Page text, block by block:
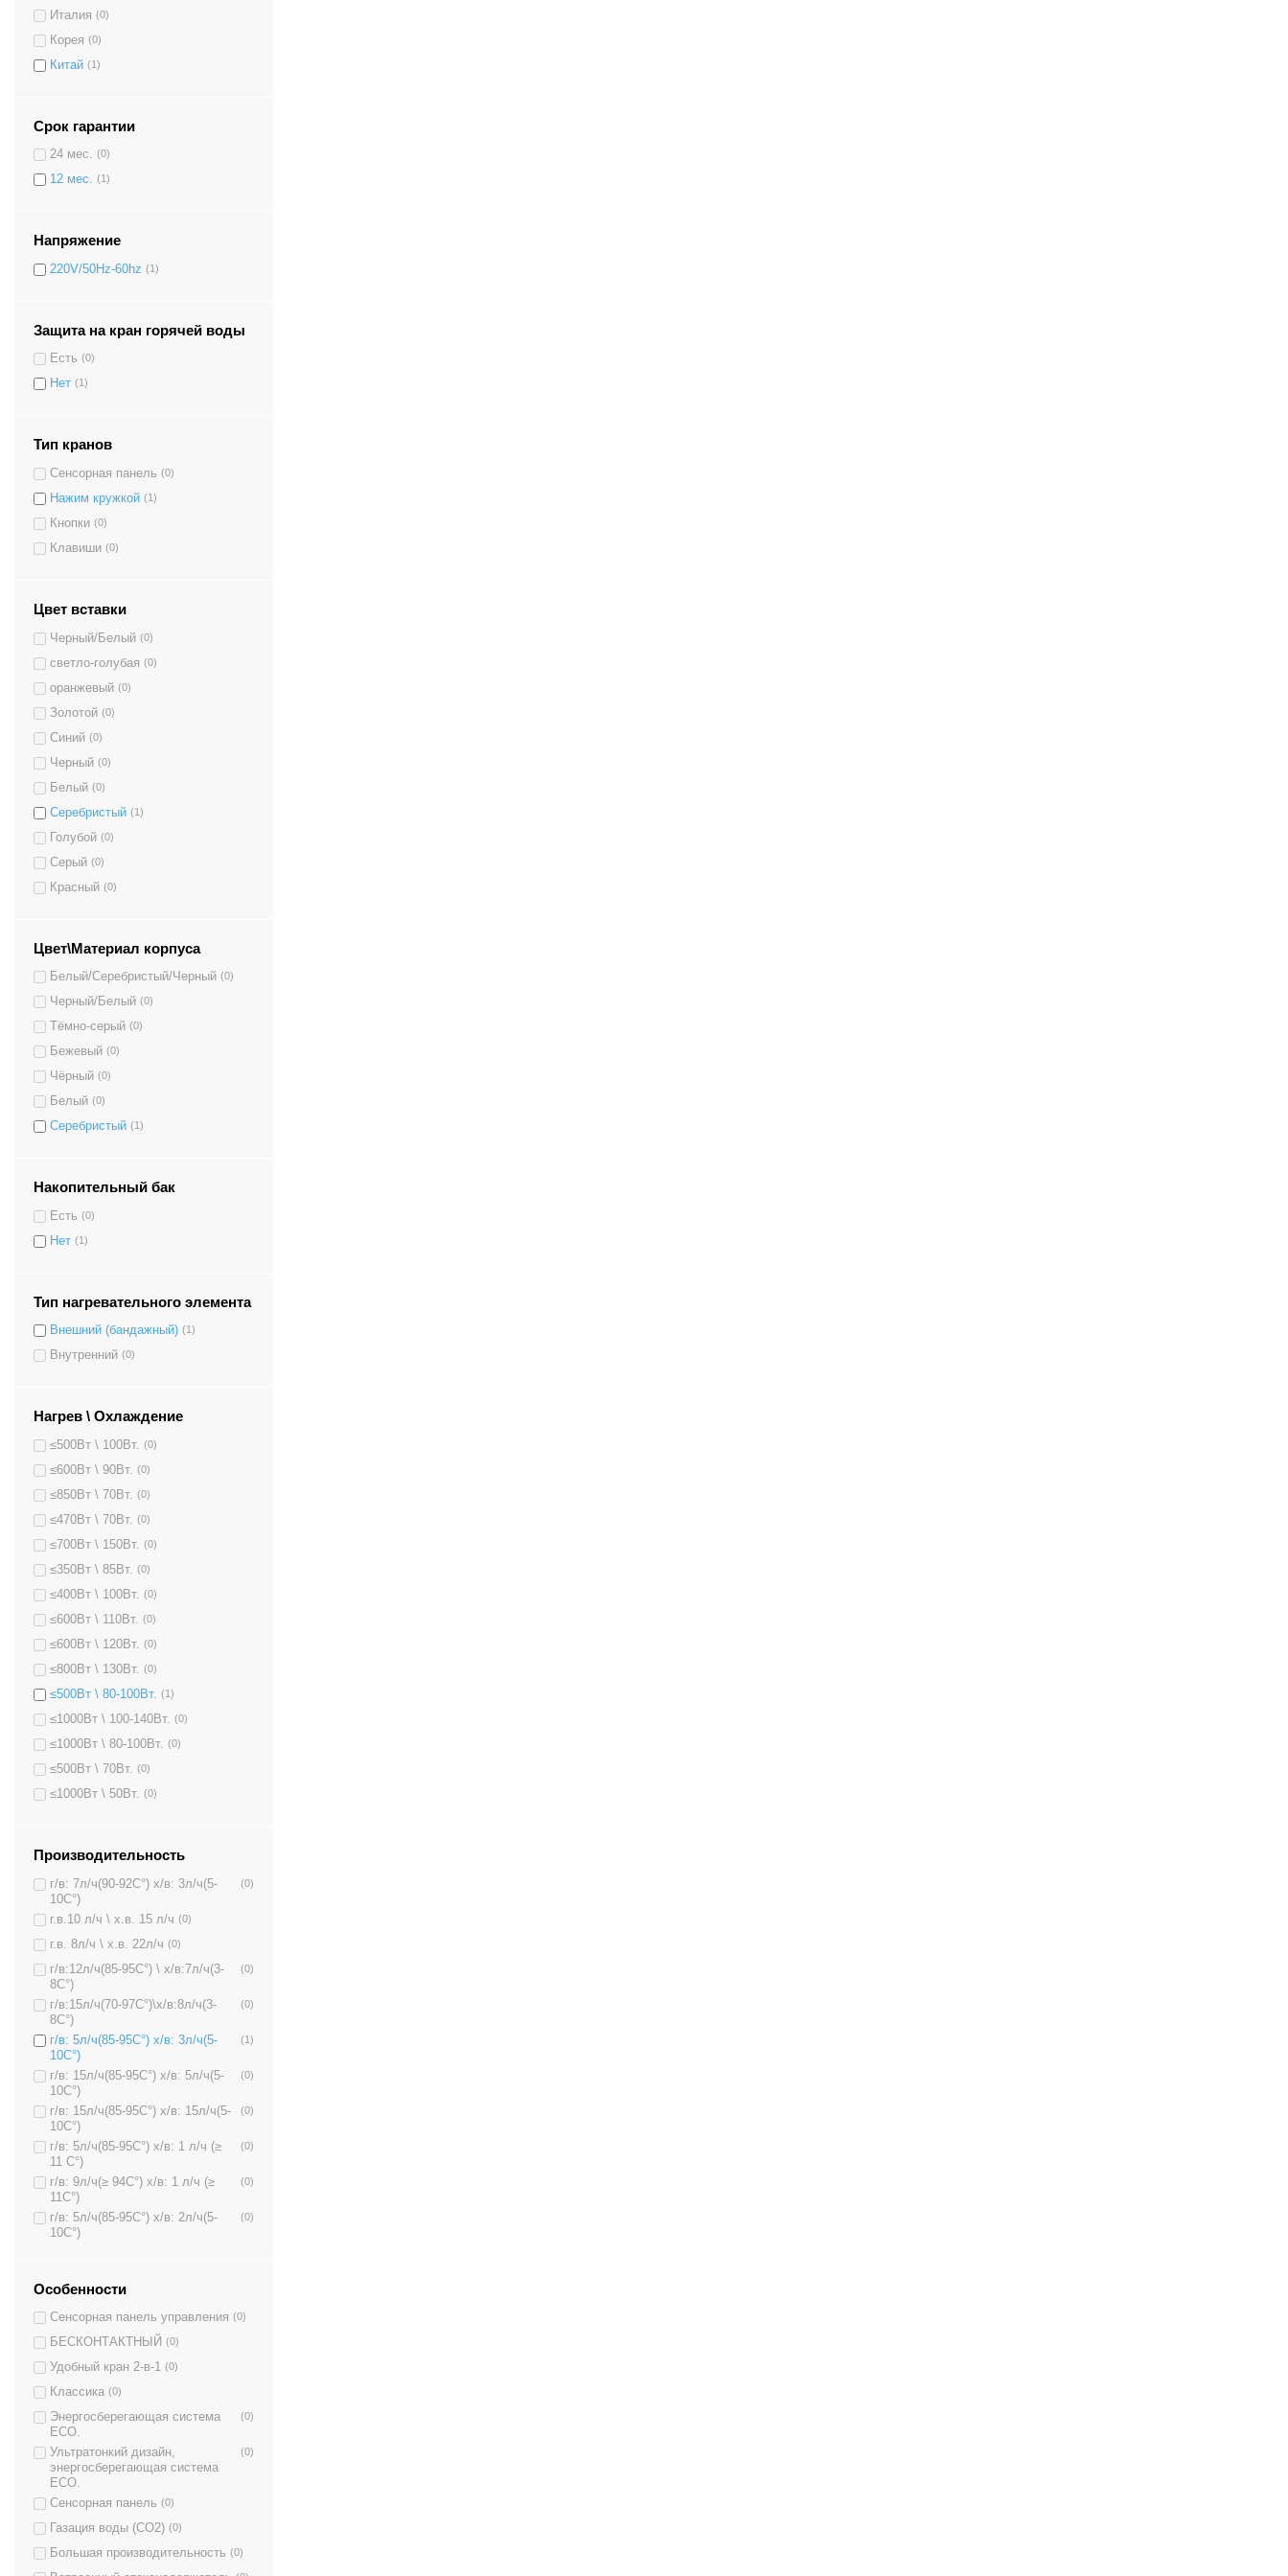
Италия (0)
Корея (0)
Китай (1)
Срок гарантии
24 мес. (0)
12 мес. (1)
Напряжение
220V/50Hz-60hz (1)
Защита на кран горячей воды
Есть (0)
Нет (1)
Тип кранов
Сенсорная панель (0)
Нажим кружкой (1)
Кнопки (0)
Клавиши (0)
Цвет вставки
Черный/Белый (0)
светло-голубая (0)
оранжевый (0)
Золотой (0)
Синий (0)
Черный (0)
Белый (0)
Серебристый (1)
Голубой (0)
Серый (0)
Красный (0)
Цвет\Материал корпуса
Белый/Серебристый/Черный (0)
Черный/Белый (0)
Тёмно-серый (0)
Бежевый (0)
Чёрный (0)
Белый (0)
Серебристый (1)
Накопительный бак
Есть (0)
Нет (1)
Тип нагревательного элемента
Внешний (бандажный) (1)
Внутренний (0)
Нагрев \ Охлаждение
≤500Вт \ 100Вт. (0)
≤600Вт \ 90Вт. (0)
≤850Вт \ 70Вт. (0)
≤470Вт \ 70Вт. (0)
≤700Вт \ 150Вт. (0)
≤350Вт \ 85Вт. (0)
≤400Вт \ 100Вт. (0)
≤600Вт \ 110Вт. (0)
≤600Вт \ 120Вт. (0)
≤800Вт \ 130Вт. (0)
≤500Вт \ 80-100Вт. (1)
≤1000Вт \ 100-140Вт. (0)
≤1000Вт \ 80-100Вт. (0)
≤500Вт \ 70Вт. (0)
≤1000Вт \ 50Вт. (0)
Производительность
г/в: 7л/ч(90-92C°) х/в: 3л/ч(5-
10C°)
(0)
г.в.10 л/ч \ х.в. 15 л/ч (0)
г.в. 8л/ч \ х.в. 22л/ч (0)
г/в:12л/ч(85-95C°) \ х/в:7л/ч(3-
8C°)
(0)
г/в:15л/ч(70-97C°)\х/в:8л/ч(3-
8C°)
(0)
г/в: 5л/ч(85-95C°) х/в: 3л/ч(5-
10C°)
(1)
г/в: 15л/ч(85-95C°) х/в: 5л/ч(5-
10C°)
(0)
г/в: 15л/ч(85-95C°) х/в: 15л/ч(5-
10C°)
(0)
г/в: 5л/ч(85-95C°) х/в: 1 л/ч (≥
11 C°)
(0)
г/в: 9л/ч(≥ 94C°) х/в: 1 л/ч (≥
11C°)
(0)
г/в: 5л/ч(85-95C°) х/в: 2л/ч(5-
10C°)
(0)
Особенности
Сенсорная панель управления (0)
БЕСКОНТАКТНЫЙ (0)
Удобный кран 2-в-1 (0)
Классика (0)
Энергосберегающая система
ECO.
(0)
Ультратонкий дизайн,
энергосберегающая система
ECO.
(0)
Сенсорная панель (0)
Газация воды (CO2) (0)
Большая производительность (0)